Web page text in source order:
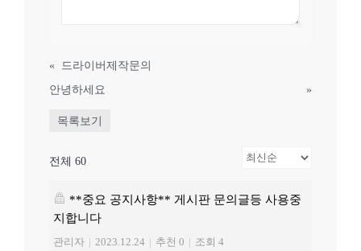
« 드라이버제작문의
안녕하세요 »
목록보기
전체 60
**중요 공지사항** 게시판 문의글등 사용중
지합니다
관리자 | 2023.12.24 | 추천 0 | 조회 4